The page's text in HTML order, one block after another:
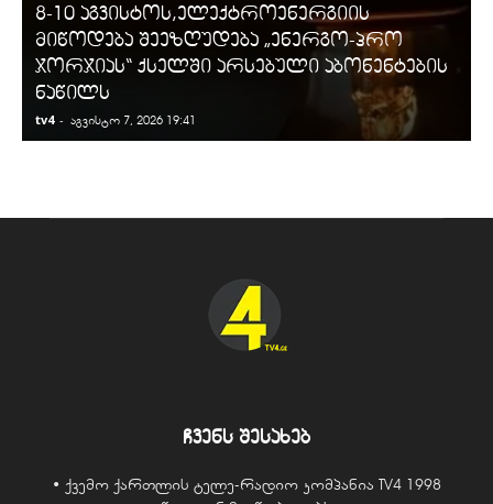
8-10 აგვისტოს,ელექტროენერგიის
მიწოდება შეეზღუდება „ენერგო-პრო
ჯორჯიას“ ქსელში არსებული აბონენტების
ნაწილს
tv4 - აგვისტო 7, 2026 19:41
ჩვენს შესახებ
• ქვემო ქართლის ტელე-რადიო კომპანია TV4 1998